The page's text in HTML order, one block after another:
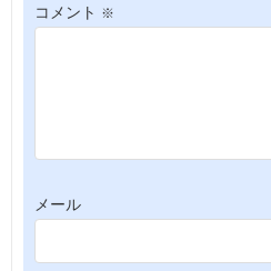
コメント ※
メール